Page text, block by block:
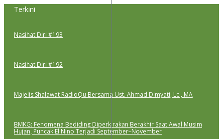
Lewati
Terkini
Nasihat Diri #193
Nasihat Diri #192
Majelis Shalawat RadioQu Bersama Ust. Ahmad Dimyati, Lc., MA
BMKG: Fenomena Bediding Diperkirakan Berakhir Saat Awal Musim
Hujan, Puncak El Nino Terjadi September–November